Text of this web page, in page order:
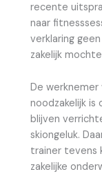
recente
naar
verklaring
zakelijk
De
noodzakelijk is
blijven
skiongeluk.
trainer tevens
zakelijke